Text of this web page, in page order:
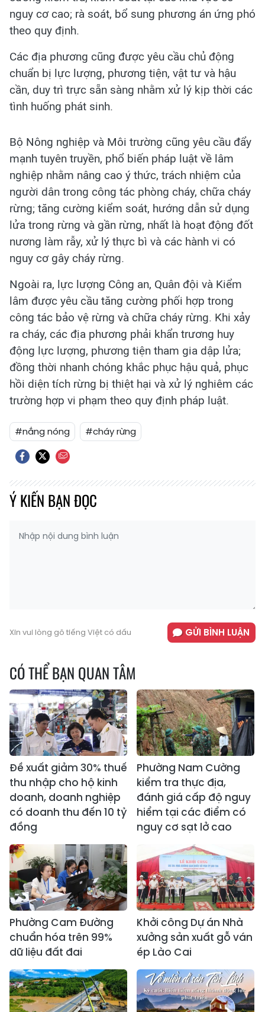
nguy cơ cao; rà soát, bổ sung phương án ứng phó
theo quy định.
Các địa phương cũng được yêu cầu chủ động
chuẩn bị lực lượng, phương tiện, vật tư và hậu
cần, duy trì trực sẵn sàng nhằm xử lý kịp thời các
tình huống phát sinh.
Bộ Nông nghiệp và Môi trường cũng yêu cầu đẩy
mạnh tuyên truyền, phổ biến pháp luật về lâm
nghiệp nhằm nâng cao ý thức, trách nhiệm của
người dân trong công tác phòng cháy, chữa cháy
rừng; tăng cường kiểm soát, hướng dẫn sử dụng
lửa trong rừng và gần rừng, nhất là hoạt động đốt
nương làm rẫy, xử lý thực bì và các hành vi có
nguy cơ gây cháy rừng.
Ngoài ra, lực lượng Công an, Quân đội và Kiểm
lâm được yêu cầu tăng cường phối hợp trong
công tác bảo vệ rừng và chữa cháy rừng. Khi xảy
ra cháy, các địa phương phải khẩn trương huy
động lực lượng, phương tiện tham gia dập lửa;
đồng thời nhanh chóng khắc phục hậu quả, phục
hồi diện tích rừng bị thiệt hại và xử lý nghiêm các
trường hợp vi phạm theo quy định pháp luật.
#nắng nóng #cháy rừng
Ý KIẾN BẠN ĐỌC
Xin vui lòng gõ tiếng Việt có dấu GỬI BÌNH LUẬN
CÓ THỂ BẠN QUAN TÂM
Đề xuất giảm 30% thuế
thu nhập cho hộ kinh
doanh, doanh nghiệp
có doanh thu đến 10 tỷ
đồng
Phường Nam Cường
kiểm tra thực địa,
đánh giá cấp độ nguy
hiểm tại các điểm có
nguy cơ sạt lở cao
Phường Cam Đường
chuẩn hóa trên 99%
dữ liệu đất đai
Khởi công Dự án Nhà
xưởng sản xuất gỗ ván
ép Lào Cai